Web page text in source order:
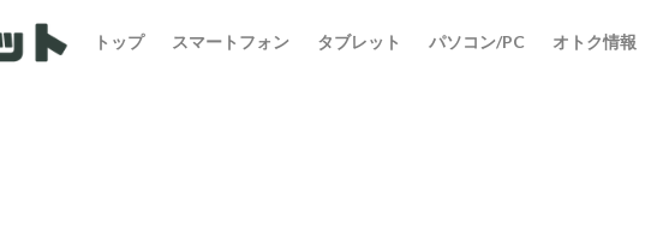
トップ スマートフォン タブレット パソコン/PC オトク情報